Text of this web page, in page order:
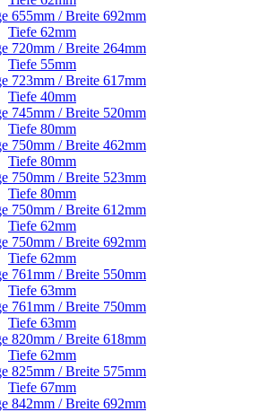
655mm / Breite 692mm
Tiefe 62mm
720mm / Breite 264mm
Tiefe 55mm
723mm / Breite 617mm
Tiefe 40mm
745mm / Breite 520mm
Tiefe 80mm
750mm / Breite 462mm
Tiefe 80mm
750mm / Breite 523mm
Tiefe 80mm
750mm / Breite 612mm
Tiefe 62mm
750mm / Breite 692mm
Tiefe 62mm
761mm / Breite 550mm
Tiefe 63mm
761mm / Breite 750mm
Tiefe 63mm
820mm / Breite 618mm
Tiefe 62mm
825mm / Breite 575mm
Tiefe 67mm
842mm / Breite 692mm